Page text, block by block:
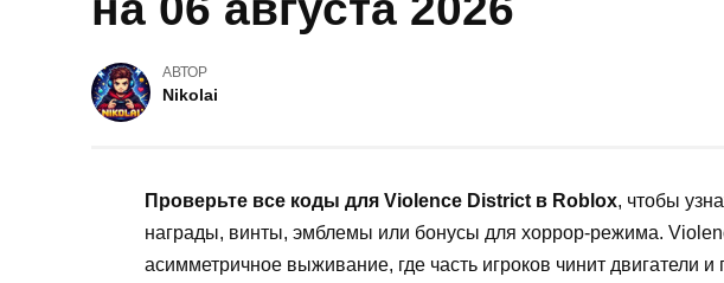
АВТОР
Nikolai
Проверьте все коды для Violence District в Roblox, чтобы
награды, винты, эмблемы или бонусы для хоррор-режима.
асимметричное выживание, где часть игроков чинит двигатели